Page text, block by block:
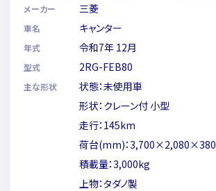
メーカー 三菱
車名 キャンター
年式 令和7年 12月
型式 2RG-FEB80
主な形状
状態：未使用車
形状：クレーン付 小型
走行：145km
荷台(mm)：3,700×2,080×380
積載量：3,000kg
上物：タダノ製